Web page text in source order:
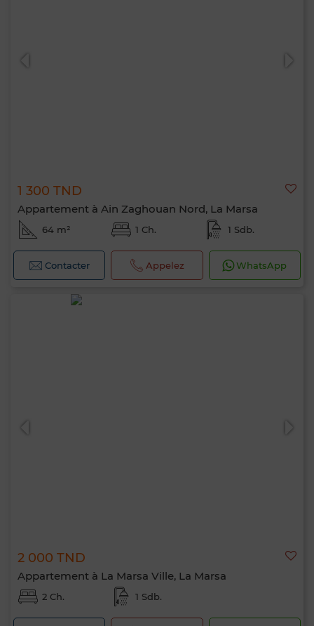
1 300 TND
Appartement à Ain Zaghouan Nord, La Marsa
64 m² 1 Ch. 1 Sdb.
Contacter Appelez WhatsApp
2 000 TND
Appartement à La Marsa Ville, La Marsa
2 Ch. 1 Sdb.